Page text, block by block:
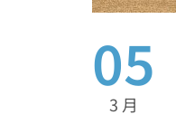
05
3 月